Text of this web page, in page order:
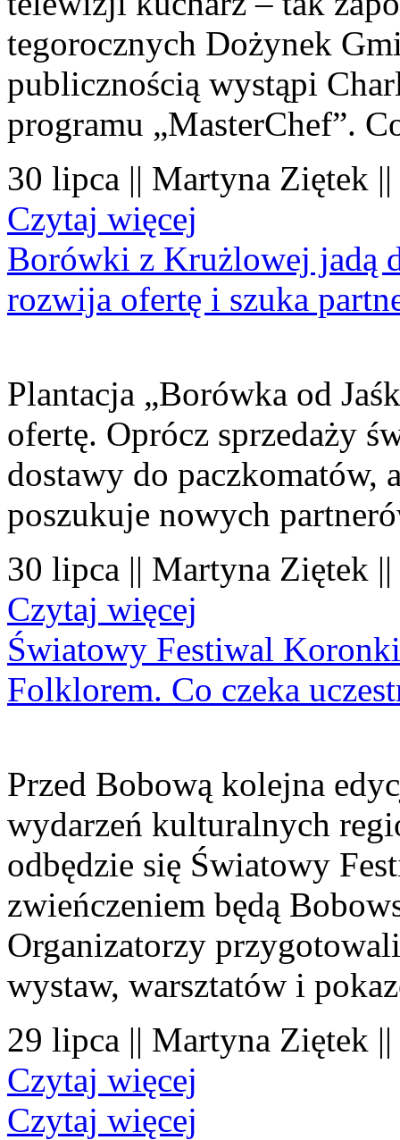
tegorocznych Dożynek
publicznością wystąpi
programu „MasterChef”.
30 lipca || Martyna Ziętek
Czytaj więcej
Borówki z Krużlowej jadą
rozwija ofertę i szuka
Plantacja „Borówka od
ofertę. Oprócz sprzedaży
dostawy do paczkomatów,
poszukuje nowych
30 lipca || Martyna Ziętek
Czytaj więcej
Światowy Festiwal
Folklorem. Co czeka
Przed Bobową kolejna
wydarzeń kulturalnych
odbędzie się Światowy
zwieńczeniem będą
Organizatorzy
wystaw, warsztatów i
29 lipca || Martyna Ziętek
Czytaj więcej
Czytaj więcej